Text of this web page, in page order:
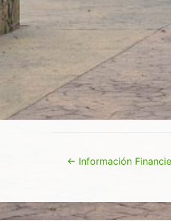
Navegación
← Información